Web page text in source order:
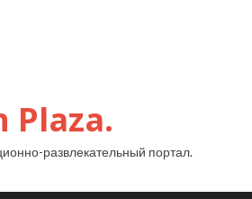
Plaza.
развлекательный портал.